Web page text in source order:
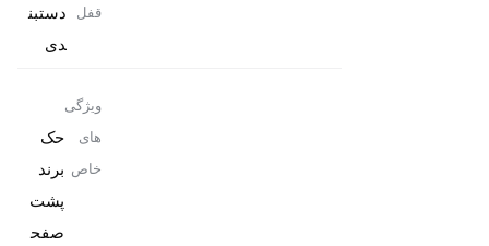
قفل
دستبن
دی
ویژگی
های
خاص
حک
برند
پشت
صفح